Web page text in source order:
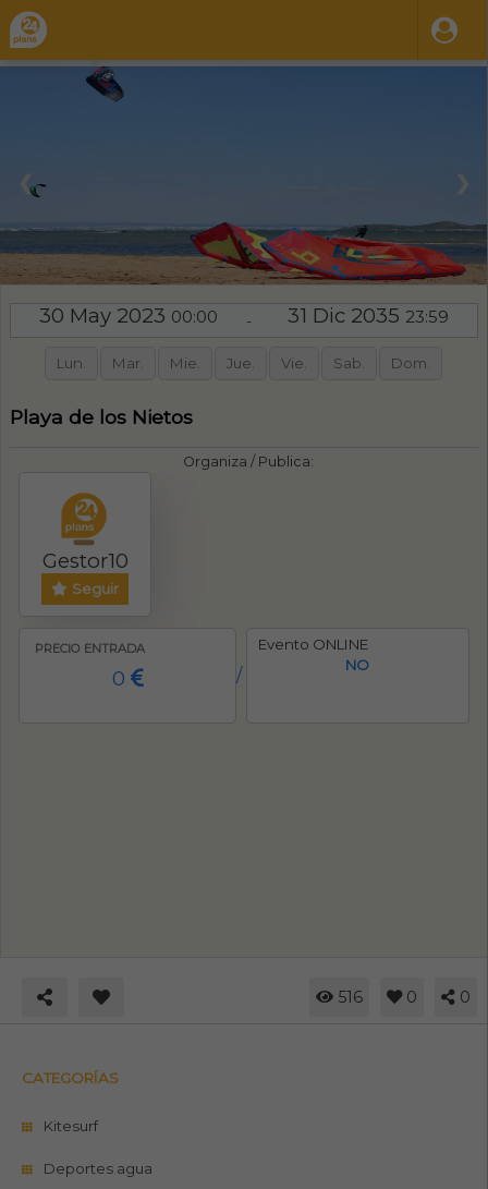
❮ ❯
30 May 2023 00:00 - 31 Dic 2035 23:59
Lun. Mar. Mie. Jue. Vie. Sab. Dom.
Playa de los Nietos
Organiza / Publica:
Gestor10
Seguir
PRECIO ENTRADA
0 /
Evento ONLINE
NO
516 0 0
CATEGORÍAS
Kitesurf
Deportes agua